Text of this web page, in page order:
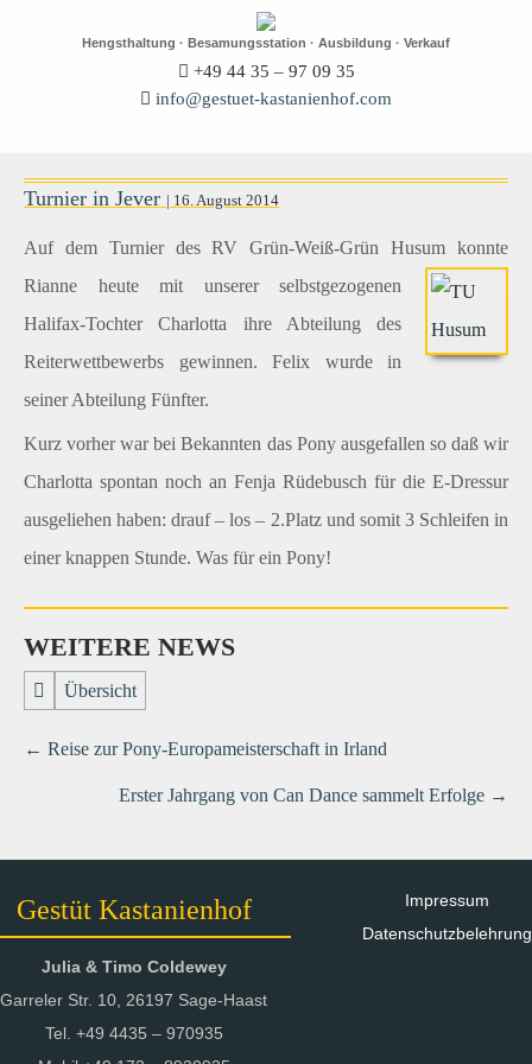
Hengsthaltung · Besamungsstation · Ausbildung · Verkauf
+49 44 35 – 97 09 35
info@gestuet-kastanienhof.com
Turnier in Jever | 16. August 2014
Auf dem Turnier des RV Grün-Weiß-Grün Husum konnte
Rianne heute mit unserer selbstgezogenen
Halifax-Tochter Charlotta ihre Abteilung des
Reiterwettbewerbs gewinnen. Felix wurde in
seiner Abteilung Fünfter.
Kurz vorher war bei Bekannten das Pony ausgefallen so daß wir
Charlotta spontan noch an Fenja Rüdebusch für die E-Dressur
ausgeliehen haben: drauf – los – 2.Platz und somit 3 Schleifen in
einer knappen Stunde. Was für ein Pony!
WEITERE NEWS
Übersicht
← Reise zur Pony-Europameisterschaft in Irland
Erster Jahrgang von Can Dance sammelt Erfolge →
Gestüt Kastanienhof
Julia & Timo Coldewey
Garreler Str. 10, 26197 Sage-Haast
Tel. +49 4435 – 970935
Impressum
Datenschutzbelehrung